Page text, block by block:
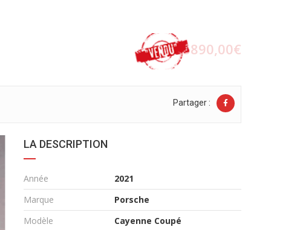
85890,00€
Partager :
LA DESCRIPTION
Année
2021
Marque
Porsche
Modèle
Cayenne Coupé